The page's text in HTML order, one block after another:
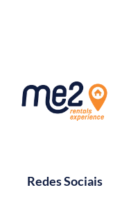
Redes Sociais